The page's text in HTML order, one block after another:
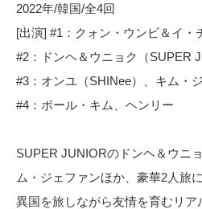
2022年/韓国/全4回
[出演] #1：クォン・ウンビ＆イ・
#2：ドンヘ＆ウニョク（SUPER
#3：オンユ（SHINee）、キム・
#4：ポール・キム、ヘンリー
SUPER JUNIORのドンヘ＆ウニ
ム・ジェファンほか、豪華2人旅
異国を旅しながら友情を育むリア